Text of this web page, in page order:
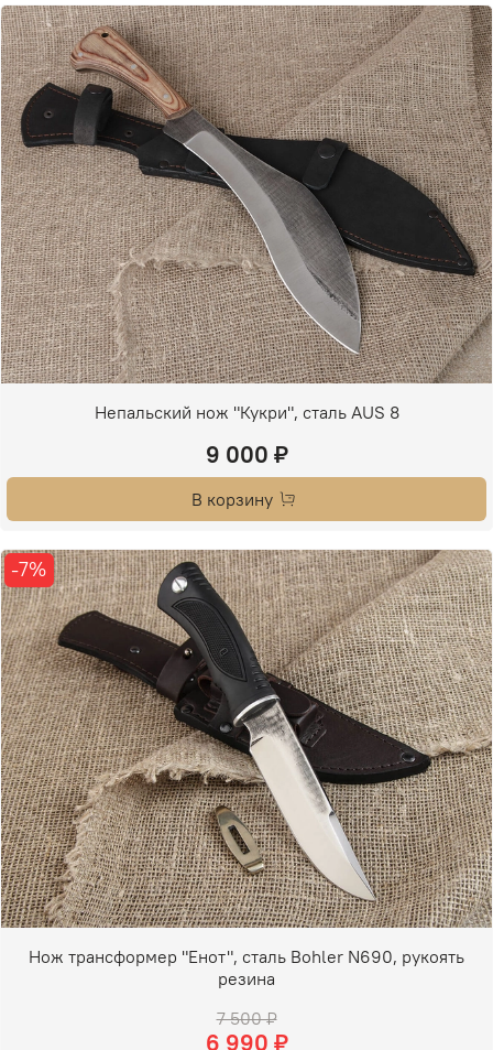
Непальский нож "Кукри", сталь AUS 8
9 000 ₽
В корзину
-7%
Нож трансформер "Енот", сталь Bohler N690, рукоять
резина
7 500 ₽
6 990 ₽